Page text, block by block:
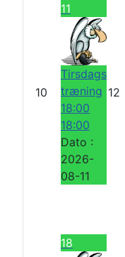
10
11
Tirsdags
træning
18:00
18:00
Dato :
2026-
08-11
12
18